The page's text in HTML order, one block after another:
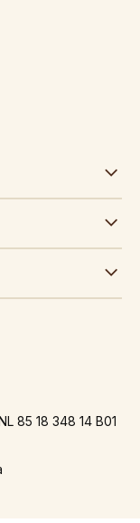
85 18 348 14 B01